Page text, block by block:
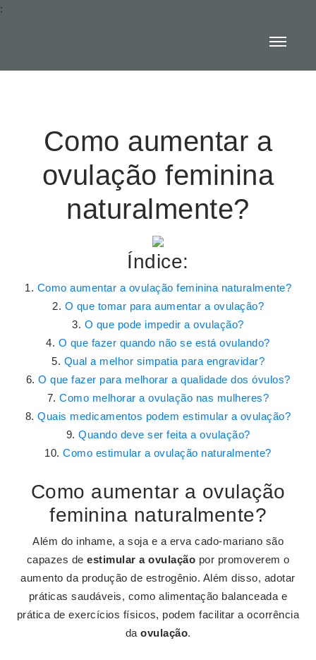
:
Como aumentar a
ovulação feminina
naturalmente?
Índice:
Como aumentar a ovulação feminina naturalmente?
O que tomar para aumentar a ovulação?
O que pode impedir a ovulação?
O que fazer quando não se está ovulando?
Qual a melhor simpatia para engravidar?
O que fazer para melhorar a qualidade dos óvulos?
Como melhorar a ovulação nas mulheres?
Quais medicamentos podem estimular a ovulação?
Quando deve ser feita a ovulação?
Como estimular a ovulação naturalmente?
Como aumentar a ovulação
feminina naturalmente?
Além do inhame, a soja e a erva cado-mariano são
capazes de estimular a ovulação por promoverem o
aumento da produção de estrogênio. Além disso, adotar
práticas saudáveis, como alimentação balanceada e
prática de exercícios físicos, podem facilitar a ocorrência
da ovulação.